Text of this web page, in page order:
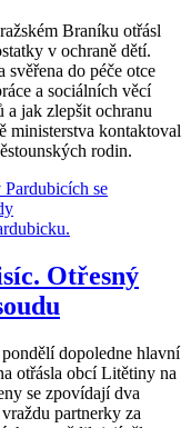
Braníku otřásl
v ochraně dětí.
do péče otce
a sociálních věcí
a jak zlepšit ochranu
ministerstva kontaktoval
rodin.
Otřesný
dopoledne hlavní
otřásla obcí Litětiny na
se zpovídají dva
partnerky za